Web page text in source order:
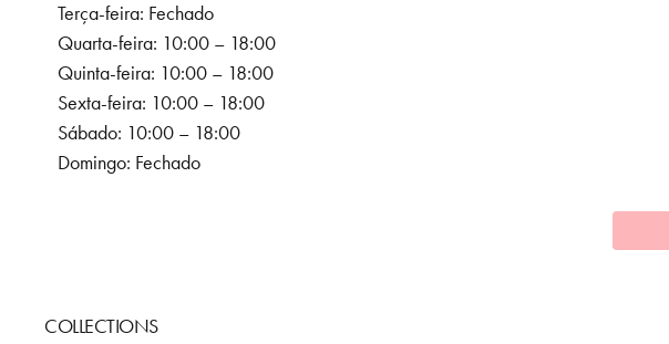
Terça-feira: Fechado
Quarta-feira: 10:00 – 18:00
Quinta-feira: 10:00 – 18:00
Sexta-feira: 10:00 – 18:00
Sábado: 10:00 – 18:00
Domingo: Fechado
COLLECTIONS